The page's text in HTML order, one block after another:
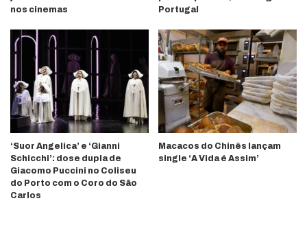
nos cinemas
Portugal
‘Suor Angelica’ e ‘Gianni
Schicchi’: dose dupla de
Giacomo Puccini no Coliseu
do Porto com o Coro do São
Carlos
Macacos do Chinês lançam
single ‘A Vida é Assim’